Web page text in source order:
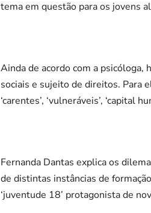
tema em questão para os jovens
Ainda de acordo com a
sociais e sujeito de direitos. Para
‘carentes’, ‘vulneráveis’, ‘capital
Fernanda Dantas explica os
de distintas instâncias de
‘juventude 18’ protagonista de